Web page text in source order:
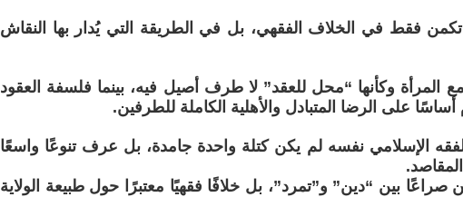
تكمن فقط في الخلاف الفقهي، بل في الطريقة التي يُدار بها النقاش
وكأنها “محل للعقد” لا طرف أصيل فيه، بينما فلسفة العقود
على الرضا المتبادل والأهلية الكاملة للطرفين.
الإسلامي نفسه لم يكن كتلة واحدة جامدة، بل عرف تنوعًا واسعًا
بين “دين” و”تمرد”، بل خلافًا فقهيًا معتبرًا حول طبيعة الولاية